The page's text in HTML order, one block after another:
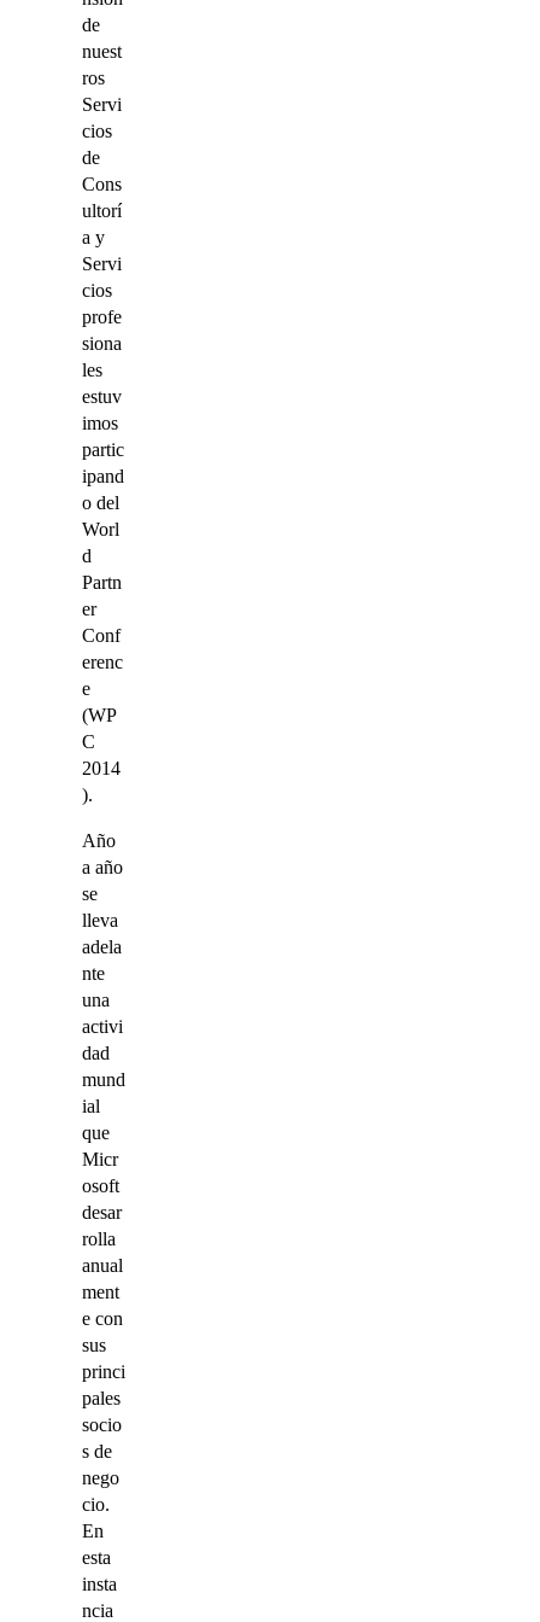
de
nuest
ros
Servi
cios
de
Cons
ultorí
a y
Servi
cios
profe
siona
les
estuv
imos
partic
ipand
o del
Worl
d
Partn
er
Conf
erenc
e
(WP
C
2014
).
Año
a año
se
lleva
adela
nte
una
activi
dad
mund
ial
que
Micr
osoft
desar
rolla
anual
ment
e con
sus
princi
pales
socio
s de
nego
cio.
En
esta
insta
ncia